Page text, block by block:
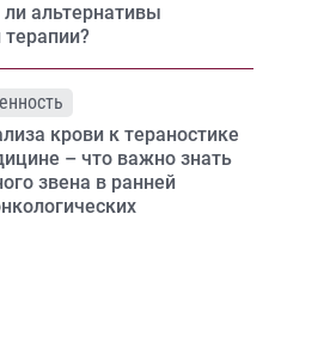
альтернативы
крови к тераностике
– что важно знать
звена в ранней